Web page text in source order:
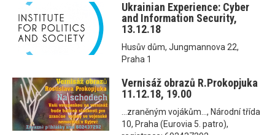
Ukrainian Experience: Cyber
and Information Security,
13.12.18
Husův dům, Jungmannova 22,
Praha 1
Vernisáž obrazů R.Prokopjuka
11.12.18, 19.00
...zraněným vojákům..., Národní třída
10, Praha (Eurovia 5. patro),